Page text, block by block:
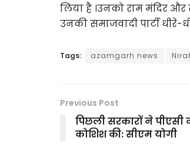
लिया है ।उनको राम मंदिर और
उनकी समाजवादी पार्टी धीरे-
Tags: azamgarh news
Previous Post
पिछली सरकारों ने
कोशिश की: सीएम योगी